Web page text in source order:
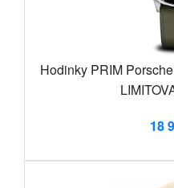
Hodinky PRIM
18